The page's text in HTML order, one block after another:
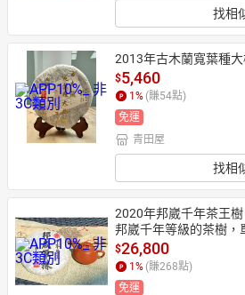
找相
2013年古木蘭寬葉種
$5,460
1 % (賺54點)
免運
青田屋
找相
2020年邦崴千年茶王
邦崴千年等級的茶樹，
重量級精品等級古樹普
黃朱泥小杯，限量送完
$26,800
1 % (賺268點)
免運